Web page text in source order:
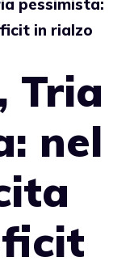
pessimista:
in rialzo
Tria
nel